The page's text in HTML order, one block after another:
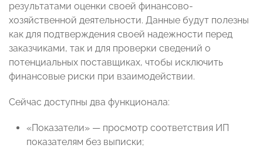
результатами оценки своей финансово-
хозяйственной деятельности. Данные будут полезны
как для подтверждения своей надежности перед
заказчиками, так и для проверки сведений о
потенциальных поставщиках, чтобы исключить
финансовые риски при взаимодействии.
Сейчас доступны два функционала:
«Показатели» — просмотр соответствия ИП
показателям без выписки;